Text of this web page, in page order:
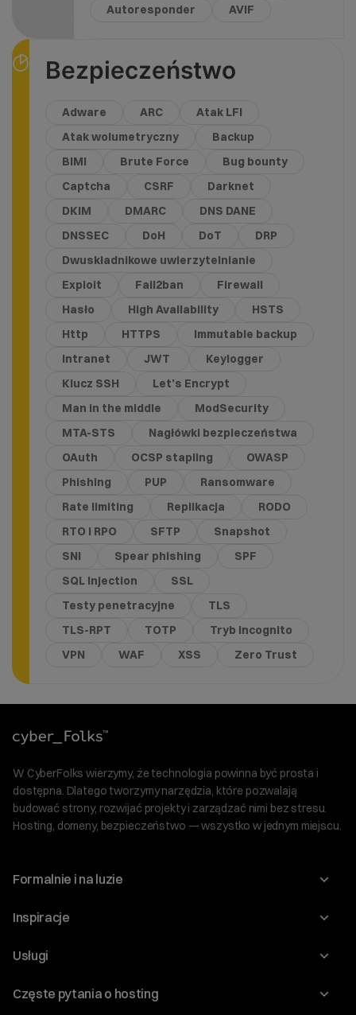
Autoresponder
AVIF
Bezpieczeństwo
Adware ARC
Atak LFI
Atak wolumetryczny
Backup
BIMI
Brute Force
Bug bounty
Captcha
CSRF
Darknet
DKIM
DMARC
DNS DANE
DNSSEC
DoH DoT
DRP
Dwuskładnikowe uwierzytelnianie
Exploit
Fail2ban
Firewall
Hasło
High Availability
HSTS
Http
HTTPS
Immutable backup
Intranet
JWT
Keylogger
Klucz SSH
Let’s Encrypt
Man in the middle
ModSecurity
MTA-STS
Nagłówki bezpieczeństwa
OAuth
OCSP stapling
OWASP
Phishing
PUP
Ransomware
Rate limiting
Replikacja
RODO
RTO i RPO
SFTP
Snapshot
SNI
Spear phishing
SPF
SQL Injection
SSL
Testy penetracyjne
TLS
TLS-RPT
TOTP
Tryb incognito
VPN
WAF XSS Zero Trust
W CyberFolks wierzymy, że technologia powinna być prosta i
dostępna. Dlatego tworzymy narzędzia, które pozwalają
budować strony, rozwijać projekty i zarządzać nimi bez stresu.
Hosting, domeny, bezpieczeństwo — wszystko w jednym miejscu.
Formalnie i na luzie
O nas
Program Korzyści dla Inwestorów
Regulaminy i specyfikacje
Inspiracje
Blog
WordPress
Usługi
Domeny
Częste pytania o hosting